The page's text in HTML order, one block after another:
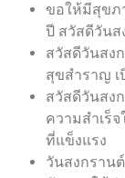
ขอให้มีสุขภ
ปี สวัสดีวันส
สวัสดีวันสง
สุขสำราญ
สวัสดีวันสง
ความสำเร็
ที่แข็งแรง
วันสงกราน